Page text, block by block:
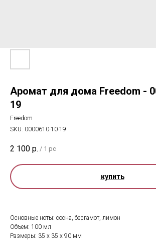
Аромат для дома Freedom -
19
Freedom
SKU: 0000610-10-19
2 100 р. / 1 pc
купить
Основные ноты: сосна, бергамот, лимон
Объем: 100 мл
Размеры: 35 х 35 х 90 мм